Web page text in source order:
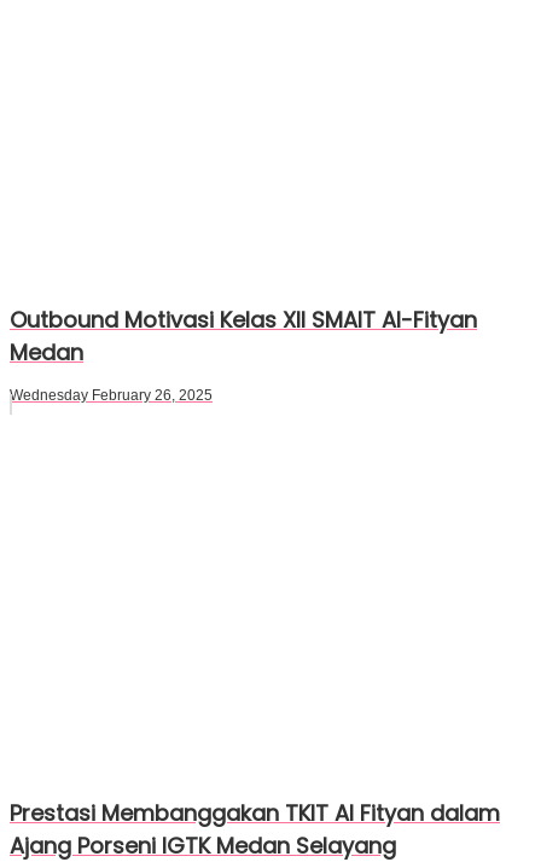
Outbound Motivasi Kelas XII SMAIT Al-Fityan
Medan
Wednesday February 26, 2025
Prestasi Membanggakan TKIT Al Fityan dalam
Ajang Porseni IGTK Medan Selayang